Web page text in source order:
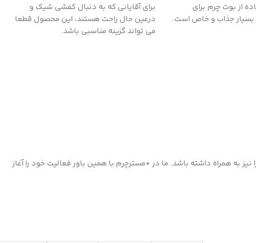
از بوت چرم برای
بسیار جذاب و خاص است.
برای آقایانی که به دنبال کفشی شیک و
درعین حال راحت هستند، این محصول قطعا
می تواند گزینه مناسبی باشد.
به همراه داشته باشد. ما در *مسترچرم با همین باور فعالیت خود را آغاز